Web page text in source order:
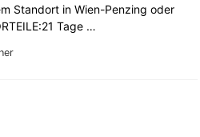
Standort in Wien-Penzing oder
Tage …